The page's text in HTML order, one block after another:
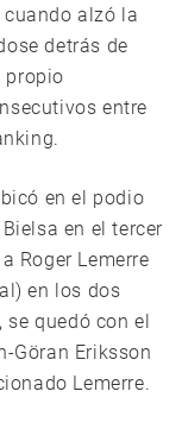
alzó la
detrás de
propio
entre
en el podio
en el tercer
Roger Lemerre
en los dos
se quedó con el
Göran Eriksson
Lemerre.